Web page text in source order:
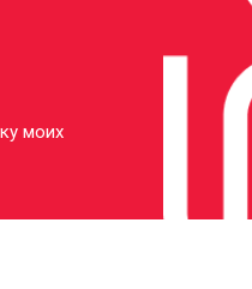
моих